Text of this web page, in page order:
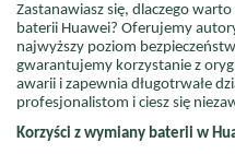
Zastanawiasz się, dlaczego
baterii Huawei? Oferujemy
najwyższy poziom
gwarantujemy korzystanie z
awarii i zapewnia długotrwałe
profesjonalistom i ciesz się
Korzyści z wymiany baterii w